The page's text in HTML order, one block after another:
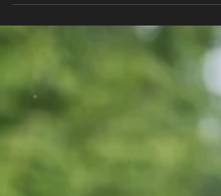
A quoi ressemble une journée type dans la
vie d'un photographe ? Découvrez-le tout